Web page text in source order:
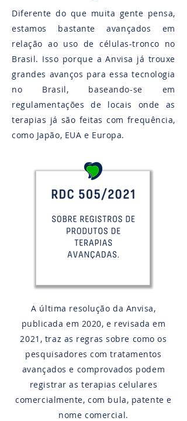
Diferente do que muita gente pensa,
estamos bastante avançados em
relação ao uso de células-tronco no
Brasil. Isso porque a Anvisa já trouxe
grandes avanços para essa tecnologia
no Brasil, baseando-se em
regulamentações de locais onde as
terapias já são feitas com frequência,
como Japão, EUA e Europa.
A última resolução da Anvisa,
publicada em 2020, e revisada em
2021, traz as regras sobre como os
pesquisadores com tratamentos
avançados e comprovados podem
registrar as terapias celulares
comercialmente, com bula, patente e
nome comercial.